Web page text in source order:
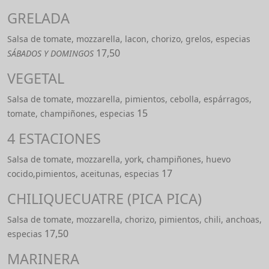
GRELADA
Salsa de tomate, mozzarella, lacon, chorizo, grelos, especias
SÁBADOS Y DOMINGOS 17,50
VEGETAL
Salsa de tomate, mozzarella, pimientos, cebolla, espárragos,
tomate, champiñones, especias 15
4 ESTACIONES
Salsa de tomate, mozzarella, york, champiñones, huevo
cocido,pimientos, aceitunas, especias 17
CHILIQUECUATRE (PICA PICA)
Salsa de tomate, mozzarella, chorizo, pimientos, chili, anchoas,
especias 17,50
MARINERA